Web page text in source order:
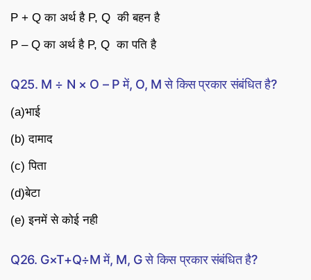
P + Q का अर्थ है P, Q की बहन है
P – Q का अर्थ है P, Q का पति है
Q25. M ÷ N × O – P में, O, M से किस प्रकार संबंधित है?
(a)भाई
(b) दामाद
(c) पिता
(d)बेटा
(e) इनमें से कोई नही
Q26. G×T+Q÷M में, M, G से किस प्रकार संबंधित है?